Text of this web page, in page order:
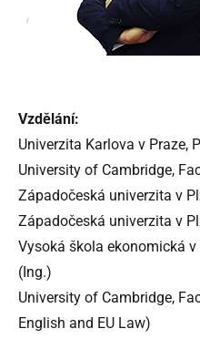
Vzdělání:
Univerzita Karlova v Praze,
University of Cambridge,
Západočeská univerzita v
Západočeská univerzita v
Vysoká škola ekonomická
(Ing.)
University of Cambridge,
English and EU Law)